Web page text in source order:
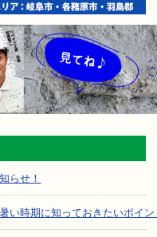
らせ！
い時期に知っておきたいポイン